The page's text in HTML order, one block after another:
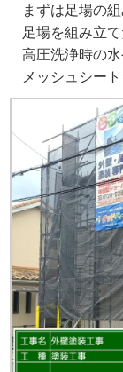
まずは足場の
足場を組み立て
高圧洗浄時の
メッシュシー